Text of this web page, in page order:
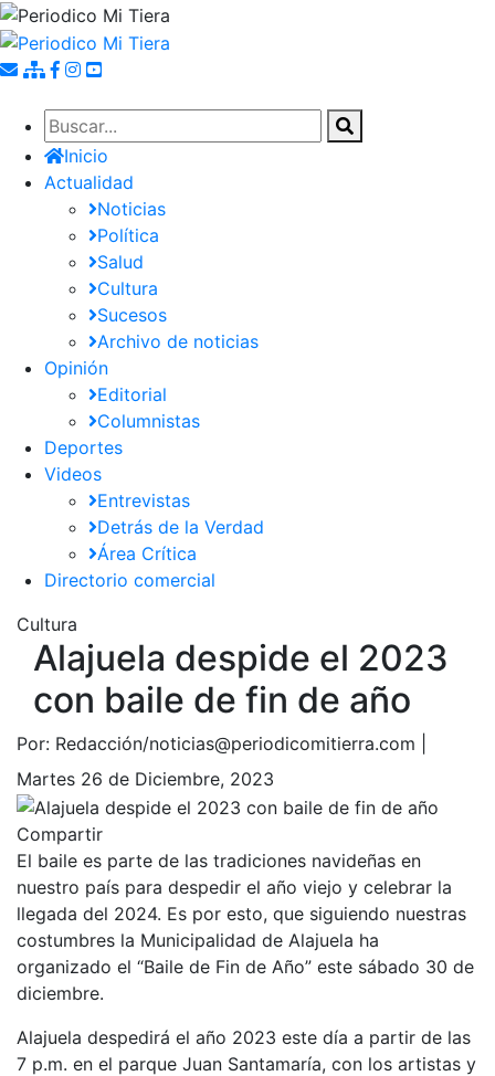
Pasar
al
contenido
Inicio
Actualidad
Noticias
Política
Salud
Cultura
Sucesos
Archivo de noticias
Opinión
Editorial
Columnistas
Deportes
Videos
Entrevistas
Detrás de la Verdad
Área Crítica
Directorio comercial
Cultura
Alajuela despide el 2023
con baile de fin de año
Por: Redacción/noticias@periodicomitierra.com |
Martes 26 de Diciembre, 2023
Compartir
El baile es parte de las tradiciones navideñas en
nuestro país para despedir el año viejo y celebrar la
llegada del 2024. Es por esto, que siguiendo nuestras
costumbres la Municipalidad de Alajuela ha
organizado el “Baile de Fin de Año” este sábado 30 de
diciembre.
Alajuela despedirá el año 2023 este día a partir de las
7 p.m. en el parque Juan Santamaría, con los artistas y